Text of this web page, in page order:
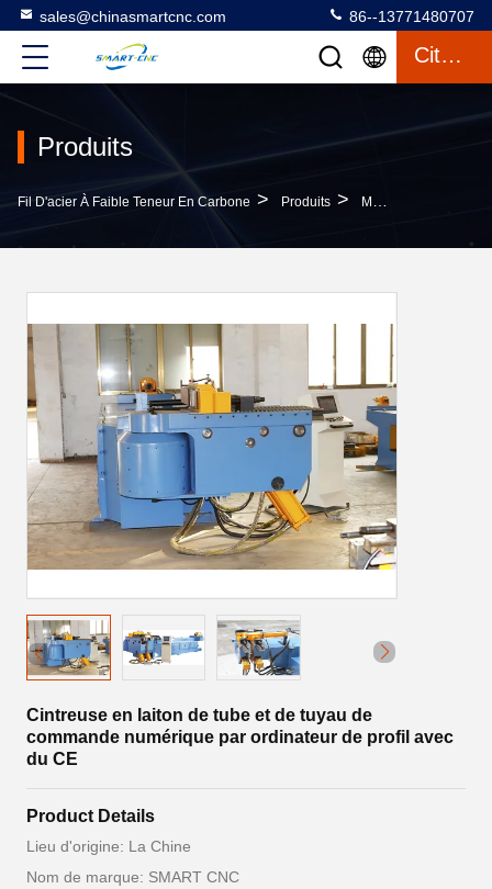
sales@chinasmartcnc.com 86--13771480707
Citation
Produits
Fil D'acier À Faible Teneur En Carbone > Produits > Machine À Cintrer De Tuyau
Cintreuse en laiton de tube et de tuyau de
commande numérique par ordinateur de profil avec
du CE
Product Details
Lieu d'origine: La Chine
Nom de marque: SMART CNC